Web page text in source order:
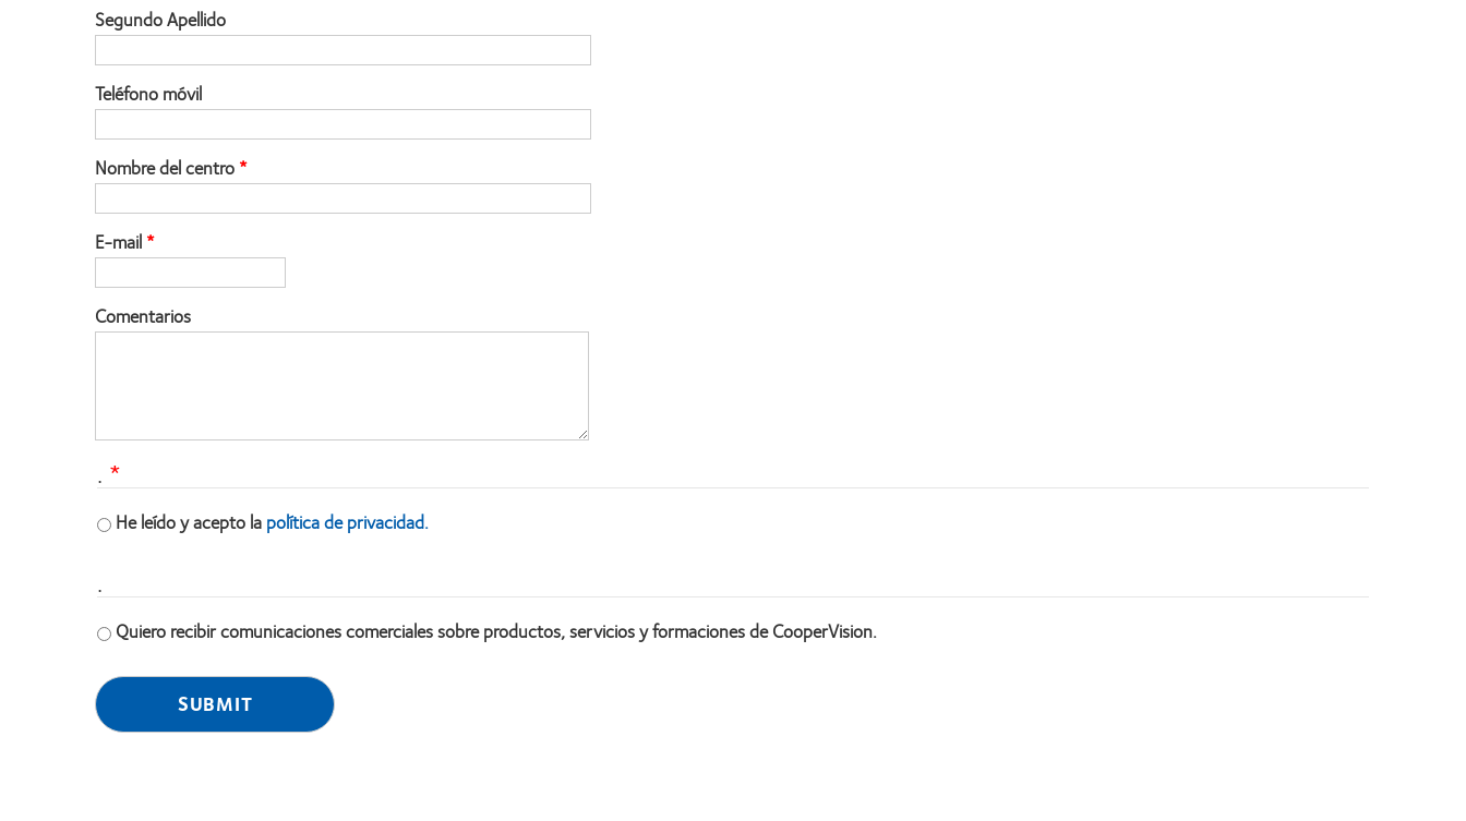
Segundo Apellido
Teléfono móvil
Nombre del centro
E-mail
Comentarios
.
He leído y acepto lapolítica de privacidad.
.
Quiero recibir comunicaciones comerciales sobre productos, servicios y formaciones de CooperVision.